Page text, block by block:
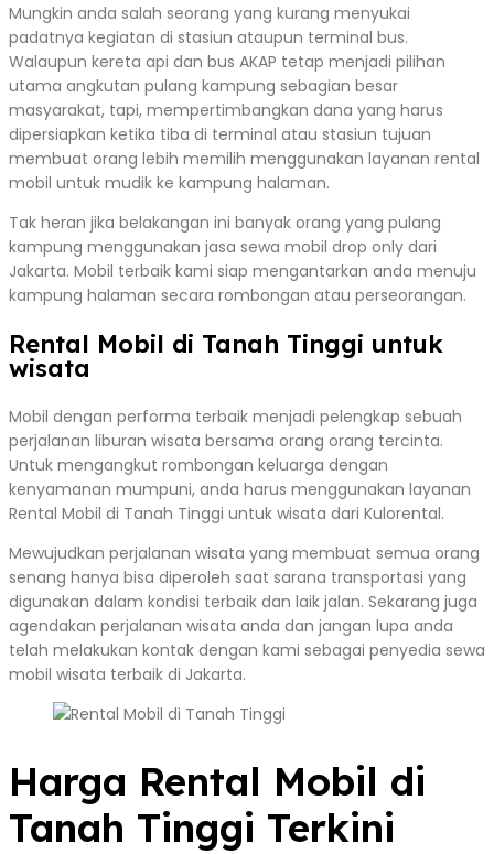
Mungkin anda salah seorang yang kurang menyukai
padatnya kegiatan di stasiun ataupun terminal bus.
Walaupun kereta api dan bus AKAP tetap menjadi pilihan
utama angkutan pulang kampung sebagian besar
masyarakat, tapi, mempertimbangkan dana yang harus
dipersiapkan ketika tiba di terminal atau stasiun tujuan
membuat orang lebih memilih menggunakan layanan rental
mobil untuk mudik ke kampung halaman.
Tak heran jika belakangan ini banyak orang yang pulang
kampung menggunakan jasa sewa mobil drop only dari
Jakarta. Mobil terbaik kami siap mengantarkan anda menuju
kampung halaman secara rombongan atau perseorangan.
Rental Mobil di Tanah Tinggi untuk
wisata
Mobil dengan performa terbaik menjadi pelengkap sebuah
perjalanan liburan wisata bersama orang orang tercinta.
Untuk mengangkut rombongan keluarga dengan
kenyamanan mumpuni, anda harus menggunakan layanan
Rental Mobil di Tanah Tinggi untuk wisata dari Kulorental.
Mewujudkan perjalanan wisata yang membuat semua orang
senang hanya bisa diperoleh saat sarana transportasi yang
digunakan dalam kondisi terbaik dan laik jalan. Sekarang juga
agendakan perjalanan wisata anda dan jangan lupa anda
telah melakukan kontak dengan kami sebagai penyedia sewa
mobil wisata terbaik di Jakarta.
Harga Rental Mobil di
Tanah Tinggi Terkini